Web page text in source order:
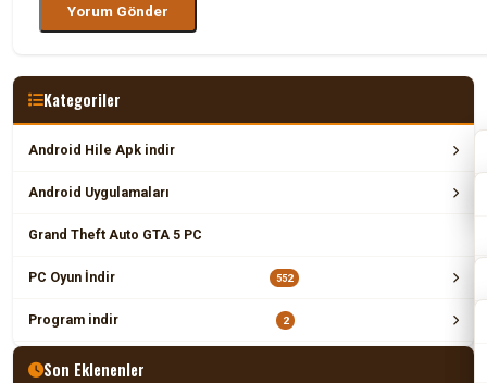
Kategoriler
Android Hile Apk indir
Android Uygulamaları
Grand Theft Auto GTA 5 PC
PC Oyun İndir 552
Program indir 2
Son Eklenenler